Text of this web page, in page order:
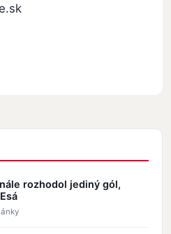
rozhodol jediný gól,